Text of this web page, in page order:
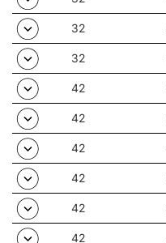
32
32
42
42
42
42
42
42